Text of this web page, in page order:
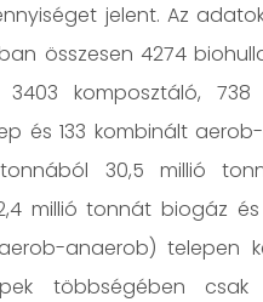
jelent. Az
összesen 4274
komposztáló, 738
és 133 kombinált
30,5 millió
millió tonnát biogáz
anaerob) telepen
többségében csak